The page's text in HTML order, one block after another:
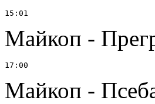
Майкоп -
Майкоп -